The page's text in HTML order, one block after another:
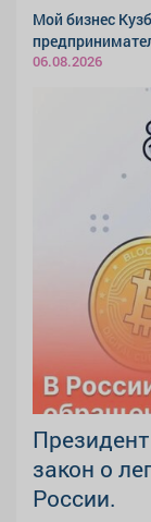
Мой бизнес
06.08.2026
закон о
России.